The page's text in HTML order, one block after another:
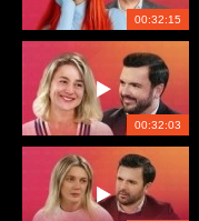
00:32:15
00:32:03